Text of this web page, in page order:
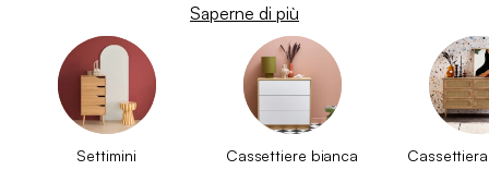
può essere collocata anche nell'ingresso o nel
soggiorno. In stile nordico, industriale o vintage, da sweeek
offriamocassettiere in diversi stilida abbinare alla vostra
decorazione o ad altri mobili come il comodino o la scrivania.
Non aspettate oltre, date un'occhiata al nostro catalogo di
Saperne di più
Settimini Cassettiere bianca